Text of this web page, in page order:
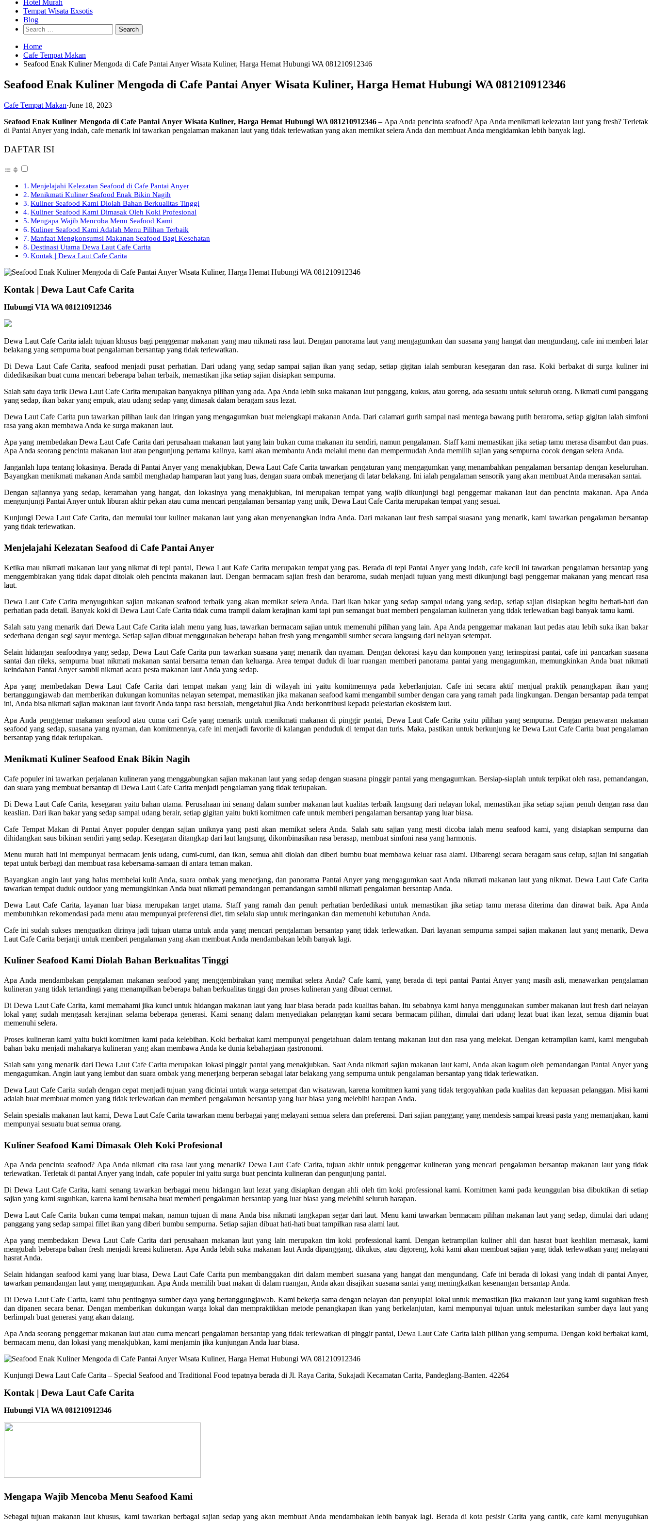
Hotel Murah
Tempat Wisata Exsotis
Blog
Search
for:
Home
Cafe Tempat Makan
Seafood Enak Kuliner Mengoda di Cafe Pantai Anyer Wisata Kuliner, Harga Hemat Hubungi WA 081210912346
Seafood Enak Kuliner Mengoda di Cafe Pantai Anyer Wisata Kuliner, Harga Hemat Hubungi WA 081210912346
Cafe Tempat Makan·June 18, 2023
Seafood Enak Kuliner Mengoda di Cafe Pantai Anyer Wisata Kuliner, Harga Hemat Hubungi WA 081210912346 – Apa Anda pencinta seafood? Apa Anda menikmati kelezatan laut yang fresh? Terletak
di Pantai Anyer yang indah, cafe menarik ini tawarkan pengalaman makanan laut yang tidak terlewatkan yang akan memikat selera Anda dan membuat Anda mengidamkan lebih banyak lagi.
DAFTAR ISI
Menjelajahi Kelezatan Seafood di Cafe Pantai Anyer
Menikmati Kuliner Seafood Enak Bikin Nagih
Kuliner Seafood Kami Diolah Bahan Berkualitas Tinggi
Kuliner Seafood Kami Dimasak Oleh Koki Profesional
Mengapa Wajib Mencoba Menu Seafood Kami
Kuliner Seafood Kami Adalah Menu Pilihan Terbaik
Manfaat Mengkonsumsi Makanan Seafood Bagi Kesehatan
Destinasi Utama Dewa Laut Cafe Carita
Kontak | Dewa Laut Cafe Carita
Kontak | Dewa Laut Cafe Carita
Hubungi VIA WA 081210912346
Dewa Laut Cafe Carita ialah tujuan khusus bagi penggemar makanan yang mau nikmati rasa laut. Dengan panorama laut yang mengagumkan dan suasana yang hangat dan mengundang, cafe ini memberi latar
belakang yang sempurna buat pengalaman bersantap yang tidak terlewatkan.
Di Dewa Laut Cafe Carita, seafood menjadi pusat perhatian. Dari udang yang sedap sampai sajian ikan yang sedap, setiap gigitan ialah semburan kesegaran dan rasa. Koki berbakat di surga kuliner ini
didedikasikan buat cuma mencari beberapa bahan terbaik, memastikan jika setiap sajian disiapkan sempurna.
Salah satu daya tarik Dewa Laut Cafe Carita merupakan banyaknya pilihan yang ada. Apa Anda lebih suka makanan laut panggang, kukus, atau goreng, ada sesuatu untuk seluruh orang. Nikmati cumi panggang
yang sedap, ikan bakar yang empuk, atau udang sedap yang dimasak dalam beragam saus lezat.
Dewa Laut Cafe Carita pun tawarkan pilihan lauk dan iringan yang mengagumkan buat melengkapi makanan Anda. Dari calamari gurih sampai nasi mentega bawang putih beraroma, setiap gigitan ialah simfoni
rasa yang akan membawa Anda ke surga makanan laut.
Apa yang membedakan Dewa Laut Cafe Carita dari perusahaan makanan laut yang lain bukan cuma makanan itu sendiri, namun pengalaman. Staff kami memastikan jika setiap tamu merasa disambut dan puas.
Apa Anda seorang pencinta makanan laut atau pengunjung pertama kalinya, kami akan membantu Anda melalui menu dan mempermudah Anda memilih sajian yang sempurna cocok dengan selera Anda.
Janganlah lupa tentang lokasinya. Berada di Pantai Anyer yang menakjubkan, Dewa Laut Cafe Carita tawarkan pengaturan yang mengagumkan yang menambahkan pengalaman bersantap dengan keseluruhan.
Bayangkan menikmati makanan Anda sambil menghadap hamparan laut yang luas, dengan suara ombak menerjang di latar belakang. Ini ialah pengalaman sensorik yang akan membuat Anda merasakan santai.
Dengan sajiannya yang sedap, keramahan yang hangat, dan lokasinya yang menakjubkan, ini merupakan tempat yang wajib dikunjungi bagi penggemar makanan laut dan pencinta makanan. Apa Anda
mengunjungi Pantai Anyer untuk liburan akhir pekan atau cuma mencari pengalaman bersantap yang unik, Dewa Laut Cafe Carita merupakan tempat yang sesuai.
Kunjungi Dewa Laut Cafe Carita, dan memulai tour kuliner makanan laut yang akan menyenangkan indra Anda. Dari makanan laut fresh sampai suasana yang menarik, kami tawarkan pengalaman bersantap
yang tidak terlewatkan.
Menjelajahi Kelezatan Seafood di Cafe Pantai Anyer
Ketika mau nikmati makanan laut yang nikmat di tepi pantai, Dewa Laut Kafe Carita merupakan tempat yang pas. Berada di tepi Pantai Anyer yang indah, cafe kecil ini tawarkan pengalaman bersantap yang
menggembirakan yang tidak dapat ditolak oleh pencinta makanan laut. Dengan bermacam sajian fresh dan beraroma, sudah menjadi tujuan yang mesti dikunjungi bagi penggemar makanan yang mencari rasa
laut.
Dewa Laut Cafe Carita menyuguhkan sajian makanan seafood terbaik yang akan memikat selera Anda. Dari ikan bakar yang sedap sampai udang yang sedap, setiap sajian disiapkan begitu berhati-hati dan
perhatian pada detail. Banyak koki di Dewa Laut Cafe Carita tidak cuma trampil dalam kerajinan kami tapi pun semangat buat memberi pengalaman kulineran yang tidak terlewatkan bagi banyak tamu kami.
Salah satu yang menarik dari Dewa Laut Cafe Carita ialah menu yang luas, tawarkan bermacam sajian untuk memenuhi pilihan yang lain. Apa Anda penggemar makanan laut pedas atau lebih suka ikan bakar
sederhana dengan segi sayur mentega. Setiap sajian dibuat menggunakan beberapa bahan fresh yang mengambil sumber secara langsung dari nelayan setempat.
Selain hidangan seafoodnya yang sedap, Dewa Laut Cafe Carita pun tawarkan suasana yang menarik dan nyaman. Dengan dekorasi kayu dan komponen yang terinspirasi pantai, cafe ini pancarkan suasana
santai dan rileks, sempurna buat nikmati makanan santai bersama teman dan keluarga. Area tempat duduk di luar ruangan memberi panorama pantai yang mengagumkan, memungkinkan Anda buat nikmati
keindahan Pantai Anyer sambil nikmati acara pesta makanan laut Anda yang sedap.
Apa yang membedakan Dewa Laut Cafe Carita dari tempat makan yang lain di wilayah ini yaitu komitmennya pada keberlanjutan. Cafe ini secara aktif menjual praktik penangkapan ikan yang
bertanggungjawab dan memberikan dukungan komunitas nelayan setempat, memastikan jika makanan seafood kami mengambil sumber dengan cara yang ramah pada lingkungan. Dengan bersantap pada tempat
ini, Anda bisa nikmati sajian makanan laut favorit Anda tanpa rasa bersalah, mengetahui jika Anda berkontribusi kepada pelestarian ekosistem laut.
Apa Anda penggemar makanan seafood atau cuma cari Cafe yang menarik untuk menikmati makanan di pinggir pantai, Dewa Laut Cafe Carita yaitu pilihan yang sempurna. Dengan penawaran makanan
seafood yang sedap, suasana yang nyaman, dan komitmennya, cafe ini menjadi favorite di kalangan penduduk di tempat dan turis. Maka, pastikan untuk berkunjung ke Dewa Laut Cafe Carita buat pengalaman
bersantap yang tidak terlupakan.
Menikmati Kuliner Seafood Enak Bikin Nagih
Cafe populer ini tawarkan perjalanan kulineran yang menggabungkan sajian makanan laut yang sedap dengan suasana pinggir pantai yang mengagumkan. Bersiap-siaplah untuk terpikat oleh rasa, pemandangan,
dan suara yang membuat bersantap di Dewa Laut Cafe Carita menjadi pengalaman yang tidak terlupakan.
Di Dewa Laut Cafe Carita, kesegaran yaitu bahan utama. Perusahaan ini senang dalam sumber makanan laut kualitas terbaik langsung dari nelayan lokal, memastikan jika setiap sajian penuh dengan rasa dan
keaslian. Dari ikan bakar yang sedap sampai udang berair, setiap gigitan yaitu bukti komitmen cafe untuk memberi pengalaman bersantap yang luar biasa.
Cafe Tempat Makan di Pantai Anyer populer dengan sajian uniknya yang pasti akan memikat selera Anda. Salah satu sajian yang mesti dicoba ialah menu seafood kami, yang disiapkan sempurna dan
dihidangkan saus bikinan sendiri yang sedap. Kesegaran ditangkap dari laut langsung, dikombinasikan rasa berasap, membuat simfoni rasa yang harmonis.
Menu murah hati ini mempunyai bermacam jenis udang, cumi-cumi, dan ikan, semua ahli diolah dan diberi bumbu buat membawa keluar rasa alami. Dibarengi secara beragam saus celup, sajian ini sangatlah
tepat untuk berbagi dan membuat rasa kebersama-samaan di antara teman makan.
Bayangkan angin laut yang halus membelai kulit Anda, suara ombak yang menerjang, dan panorama Pantai Anyer yang mengagumkan saat Anda nikmati makanan laut yang nikmat. Dewa Laut Cafe Carita
tawarkan tempat duduk outdoor yang memungkinkan Anda buat nikmati pemandangan pemandangan sambil nikmati pengalaman bersantap Anda.
Dewa Laut Cafe Carita, layanan luar biasa merupakan target utama. Staff yang ramah dan penuh perhatian berdedikasi untuk memastikan jika setiap tamu merasa diterima dan dirawat baik. Apa Anda
membutuhkan rekomendasi pada menu atau mempunyai preferensi diet, tim selalu siap untuk meringankan dan memenuhi kebutuhan Anda.
Cafe ini sudah sukses menguatkan dirinya jadi tujuan utama untuk anda yang mencari pengalaman bersantap yang tidak terlewatkan. Dari layanan sempurna sampai sajian makanan laut yang menarik, Dewa
Laut Cafe Carita berjanji untuk memberi pengalaman yang akan membuat Anda mendambakan lebih banyak lagi.
Kuliner Seafood Kami Diolah Bahan Berkualitas Tinggi
Apa Anda mendambakan pengalaman makanan seafood yang menggembirakan yang memikat selera Anda? Cafe kami, yang berada di tepi pantai Pantai Anyer yang masih asli, menawarkan pengalaman
kulineran yang tidak tertandingi yang menampilkan beberapa bahan berkualitas tinggi dan proses kulineran yang dibuat cermat.
Di Dewa Laut Cafe Carita, kami memahami jika kunci untuk hidangan makanan laut yang luar biasa berada pada kualitas bahan. Itu sebabnya kami hanya menggunakan sumber makanan laut fresh dari nelayan
lokal yang sudah mengasah kerajinan selama beberapa generasi. Kami senang dalam menyediakan pelanggan kami secara bermacam pilihan, dimulai dari udang lezat buat ikan lezat, semua dijamin buat
memenuhi selera.
Proses kulineran kami yaitu bukti komitmen kami pada kelebihan. Koki berbakat kami mempunyai pengetahuan dalam tentang makanan laut dan rasa yang melekat. Dengan ketrampilan kami, kami mengubah
bahan baku menjadi mahakarya kulineran yang akan membawa Anda ke dunia kebahagiaan gastronomi.
Salah satu yang menarik dari Dewa Laut Cafe Carita merupakan lokasi pinggir pantai yang menakjubkan. Saat Anda nikmati sajian makanan laut kami, Anda akan kagum oleh pemandangan Pantai Anyer yang
mengagumkan. Angin laut yang lembut dan suara ombak yang menerjang berperan sebagai latar belakang yang sempurna untuk pengalaman bersantap yang tidak terlewatkan.
Dewa Laut Cafe Carita sudah dengan cepat menjadi tujuan yang dicintai untuk warga setempat dan wisatawan, karena komitmen kami yang tidak tergoyahkan pada kualitas dan kepuasan pelanggan. Misi kami
adalah buat membuat momen yang tidak terlewatkan dan memberi pengalaman bersantap yang luar biasa yang melebihi harapan Anda.
Selain spesialis makanan laut kami, Dewa Laut Cafe Carita tawarkan menu berbagai yang melayani semua selera dan preferensi. Dari sajian panggang yang mendesis sampai kreasi pasta yang memanjakan, kami
mempunyai sesuatu buat semua orang.
Kuliner Seafood Kami Dimasak Oleh Koki Profesional
Apa Anda pencinta seafood? Apa Anda nikmati cita rasa laut yang menarik? Dewa Laut Cafe Carita, tujuan akhir untuk penggemar kulineran yang mencari pengalaman bersantap makanan laut yang tidak
terlewatkan. Terletak di pantai Anyer yang indah, cafe populer ini yaitu surga buat pencinta kulineran dan pengunjung pantai.
Di Dewa Laut Cafe Carita, kami senang tawarkan berbagai menu hidangan laut lezat yang disiapkan dengan ahli oleh tim koki professional kami. Komitmen kami pada keunggulan bisa dibuktikan di setiap
sajian yang kami suguhkan, karena kami berusaha buat memberi pengalaman bersantap yang luar biasa yang melebihi seluruh harapan.
Dewa Laut Cafe Carita bukan cuma tempat makan, namun tujuan di mana Anda bisa nikmati tangkapan segar dari laut. Menu kami tawarkan bermacam pilihan makanan laut yang sedap, dimulai dari udang
panggang yang sedap sampai fillet ikan yang diberi bumbu sempurna. Setiap sajian dibuat hati-hati buat tampilkan rasa alami laut.
Apa yang membedakan Dewa Laut Cafe Carita dari perusahaan makanan laut yang lain merupakan tim koki professional kami. Dengan ketrampilan kuliner ahli dan hasrat buat keahlian memasak, kami
mengubah beberapa bahan fresh menjadi kreasi kulineran. Apa Anda lebih suka makanan laut Anda dipanggang, dikukus, atau digoreng, koki kami akan membuat sajian yang tidak terlewatkan yang melayani
hasrat Anda.
Selain hidangan seafood kami yang luar biasa, Dewa Laut Cafe Carita pun membanggakan diri dalam memberi suasana yang hangat dan mengundang. Cafe ini berada di lokasi yang indah di pantai Anyer,
tawarkan pemandangan laut yang mengagumkan. Apa Anda memilih buat makan di dalam ruangan, Anda akan disajikan suasana santai yang meningkatkan kesenangan bersantap Anda.
Di Dewa Laut Cafe Carita, kami tahu pentingnya sumber daya yang bertanggungjawab. Kami bekerja sama dengan nelayan dan penyuplai lokal untuk memastikan jika makanan laut yang kami suguhkan fresh
dan dipanen secara benar. Dengan memberikan dukungan warga lokal dan mempraktikkan metode penangkapan ikan yang berkelanjutan, kami mempunyai tujuan untuk melestarikan sumber daya laut yang
berlimpah buat generasi yang akan datang.
Apa Anda seorang penggemar makanan laut atau cuma mencari pengalaman bersantap yang tidak terlewatkan di pinggir pantai, Dewa Laut Cafe Carita ialah pilihan yang sempurna. Dengan koki berbakat kami,
bermacam menu, dan lokasi yang menakjubkan, kami menjamin jika kunjungan Anda luar biasa.
Kunjungi Dewa Laut Cafe Carita – Special Seafood and Traditional Food tepatnya berada di Jl. Raya Carita, Sukajadi Kecamatan Carita, Pandeglang-Banten. 42264
Kontak | Dewa Laut Cafe Carita
Hubungi VIA WA 081210912346
Mengapa Wajib Mencoba Menu Seafood Kami
Sebagai tujuan makanan laut khusus, kami tawarkan berbagai sajian sedap yang akan membuat Anda mendambakan lebih banyak lagi. Berada di kota pesisir Carita yang cantik, cafe kami menyuguhkan